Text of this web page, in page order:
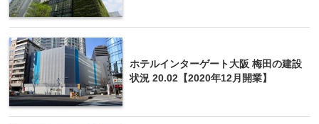
ホテルインターゲート大阪 梅田の建設
状況 20.02【2020年12月開業】